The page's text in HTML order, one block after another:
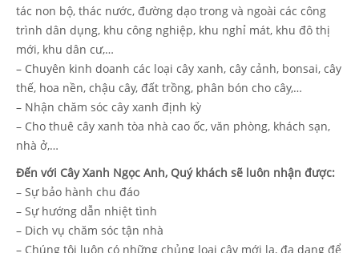
tác non bộ, thác nước, đường dạo trong và ngoài các công
trình dân dụng, khu công nghiệp, khu nghỉ mát, khu đô thị
mới, khu dân cư,…
– Chuyên kinh doanh các loại cây xanh, cây cảnh, bonsai, cây
thế, hoa nền, chậu cây, đất trồng, phân bón cho cây,…
– Nhận chăm sóc cây xanh định kỳ
– Cho thuê cây xanh tòa nhà cao ốc, văn phòng, khách sạn,
nhà ở,…
Đến với Cây Xanh Ngọc Anh, Quý khách sẽ luôn nhận được:
– Sự bảo hành chu đáo
– Sự hướng dẫn nhiệt tình
– Dich vụ chăm sóc tận nhà
– Chúng tôi luôn có những chủng loại cây mới lạ, đa dạng để